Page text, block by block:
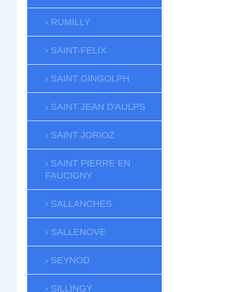
RUMILLY
SAINT-FELIX
SAINT GINGOLPH
SAINT JEAN D'AULPS
SAINT JORIOZ
SAINT PIERRE EN
FAUCIGNY
SALLANCHES
SALLENOVE
SEYNOD
SILLINGY